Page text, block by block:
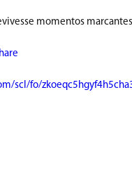
momentos
scl/fo/